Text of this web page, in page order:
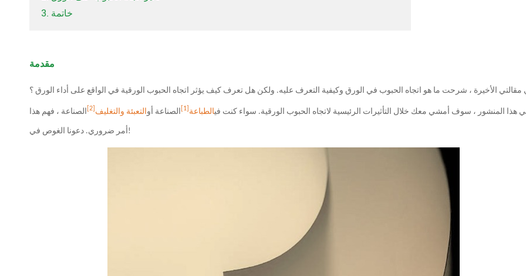
3. خاتمة
مقدمة
الأخيرة ، شرحت ما هو اتجاه الحبوب في الورق وكيفية التعرف عليه. ولكن هل تعرف كيف يؤثر اتجاه الحبوب الورقية في الواقع على أداء الورق ؟
هذا المنشور ، سوف أمشي معك خلال التأثيرات الرئيسية لاتجاه الحبوب الورقية. سواء كنت فيالطباعة الصناعة أو التعبئة والتغليف الصناعة ، فهم هذا
أمر ضروري. دعونا الغوص في!